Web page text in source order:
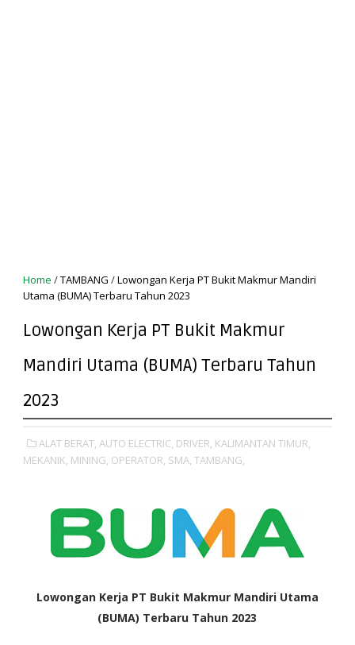
Home /TAMBANG /Lowongan Kerja PT Bukit Makmur Mandiri
Utama (BUMA) Terbaru Tahun 2023
Lowongan Kerja PT Bukit Makmur
Mandiri Utama (BUMA) Terbaru Tahun
2023
ALAT BERAT, AUTO ELECTRIC, DRIVER, KALIMANTAN TIMUR,
MEKANIK, MINING, OPERATOR, SMA, TAMBANG,
Lowongan Kerja PT Bukit Makmur Mandiri Utama
(BUMA) Terbaru Tahun 2023